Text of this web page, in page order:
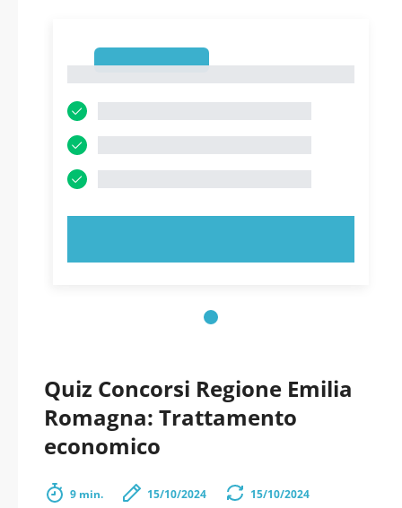
Quiz Concorsi Regione Emilia
Romagna: Trattamento
economico
9 min. 15/10/2024 15/10/2024